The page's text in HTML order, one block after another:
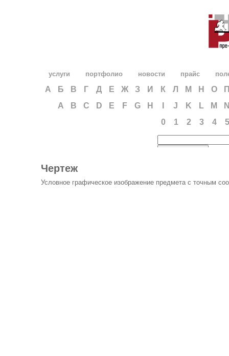
услуги портфолио новости прайс
А Б В Г Д Е Ж З И К Л М Н О
A
B C D E F G H J K L M
0
1 2 3 4 5
Чертеж
Условное графическое изображение предмета с точным